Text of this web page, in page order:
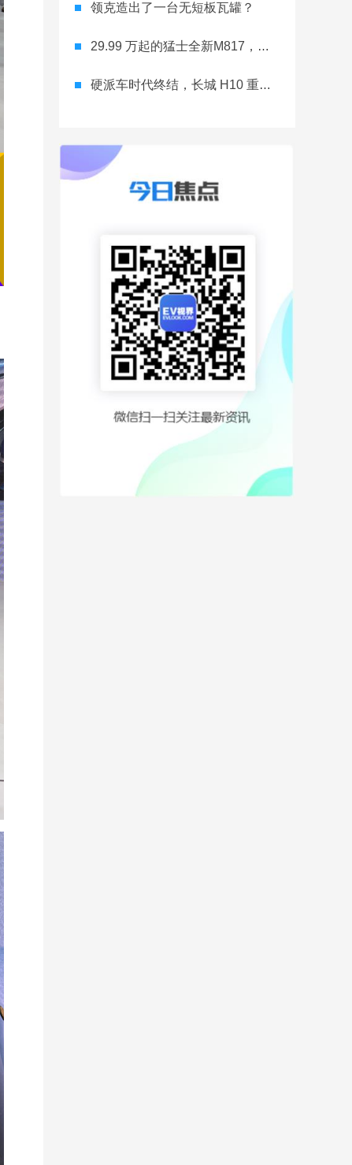
领克造出了一台无短板瓦罐？
29.99 万起的猛士全新M817，从此越野不靠老司机
硬派车时代终结，长城 H10 重新洗牌